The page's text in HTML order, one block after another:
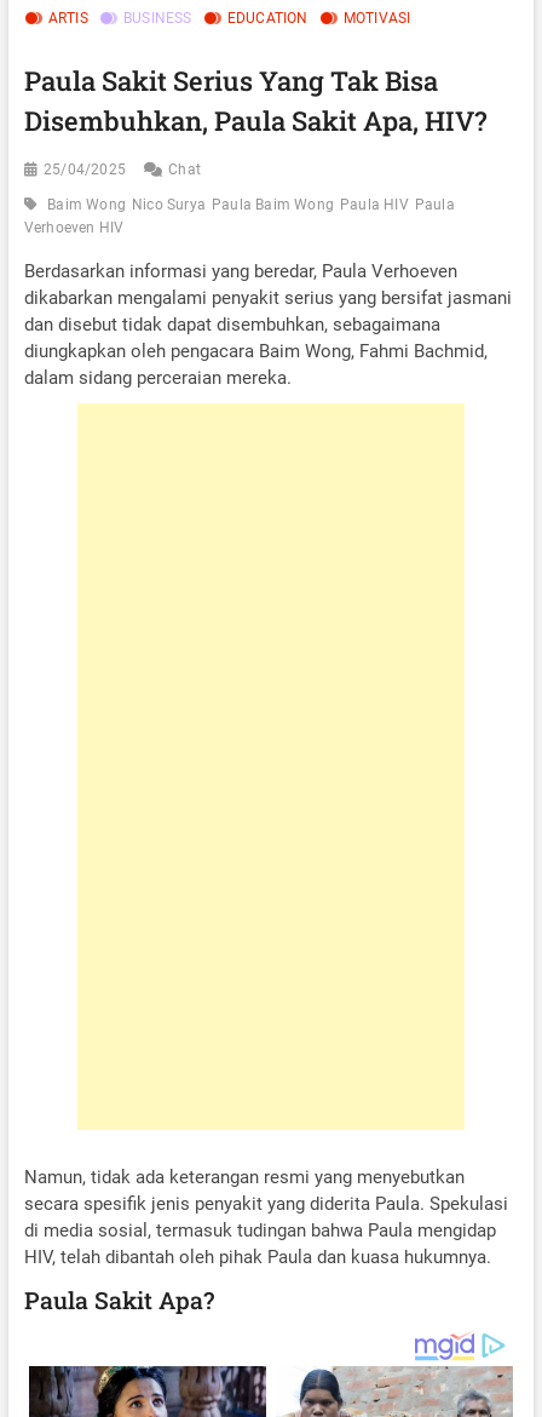
ARTIS BUSINESS EDUCATION MOTIVASI
Paula Sakit Serius Yang Tak Bisa
Disembuhkan, Paula Sakit Apa, HIV?
25/04/2025 Chat
Baim Wong Nico Surya Paula Baim Wong Paula HIV Paula
Verhoeven HIV
Berdasarkan informasi yang beredar, Paula Verhoeven
dikabarkan mengalami penyakit serius yang bersifat jasmani
dan disebut tidak dapat disembuhkan, sebagaimana
diungkapkan oleh pengacara Baim Wong, Fahmi Bachmid,
dalam sidang perceraian mereka.
Namun, tidak ada keterangan resmi yang menyebutkan
secara spesifik jenis penyakit yang diderita Paula. Spekulasi
di media sosial, termasuk tudingan bahwa Paula mengidap
HIV, telah dibantah oleh pihak Paula dan kuasa hukumnya.
Paula Sakit Apa?